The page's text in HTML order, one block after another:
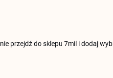
przejdź do sklepu 7mil i dodaj